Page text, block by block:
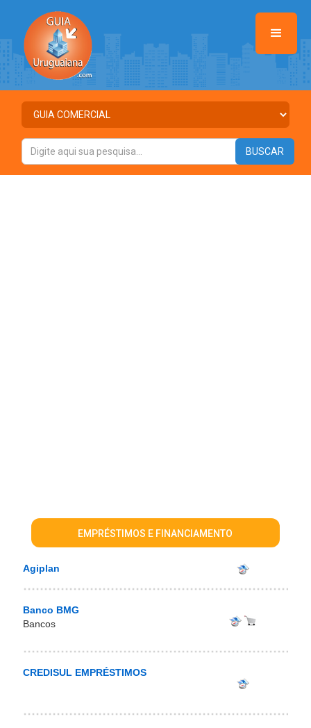
EMPRÉSTIMOS E FINANCIAMENTO
Agiplan
Banco BMG
Bancos
CREDISUL EMPRÉSTIMOS